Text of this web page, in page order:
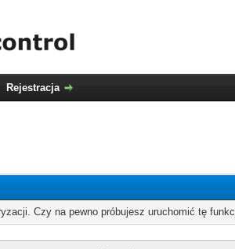
Rejestracja
Czy na pewno próbujesz uruchomić tę